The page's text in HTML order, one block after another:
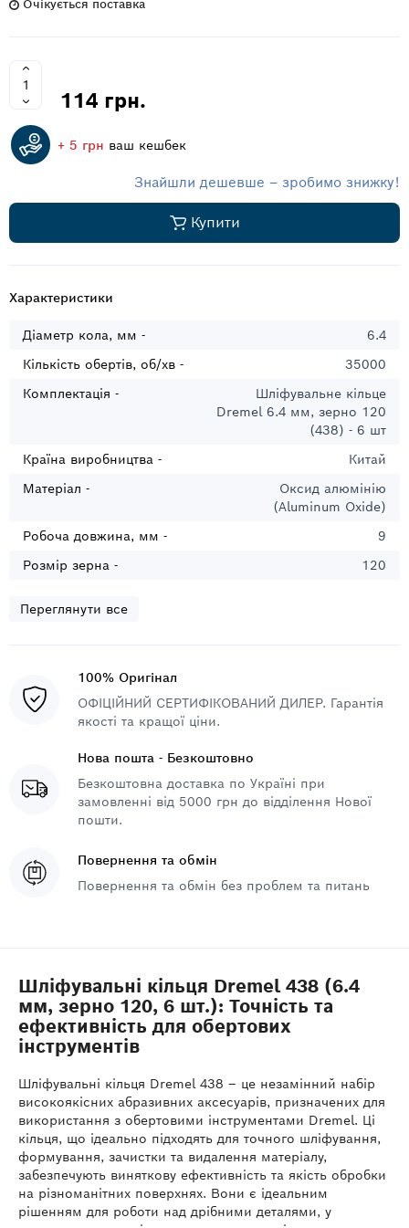
Очікується поставка
114 грн.
+ 5 грн ваш кешбек
Знайшли дешевше – зробимо знижку!
Купити
Характеристики
Діаметр кола, мм -
6.4
Кількість обертів, об/хв -
35000
Комплектація -
Шліфувальне кільце
Dremel 6.4 мм, зерно 120
(438) - 6 шт
Країна виробництва -
Китай
Матеріал -
Оксид алюмінію
(Aluminum Oxide)
Робоча довжина, мм -
9
Розмір зерна -
120
Переглянути все
100% Оригінал
ОФІЦІЙНИЙ СЕРТИФІКОВАНИЙ ДИЛЕР. Гарантія
якості та кращої ціни.
Нова пошта - Безкоштовно
Безкоштовна доставка по Україні при
замовленні від 5000 грн до відділення Нової
пошти.
Повернення та обмін
Повернення та обмін без проблем та питань
Шліфувальні кільця Dremel 438 (6.4
мм, зерно 120, 6 шт.): Точність та
ефективність для обертових
інструментів
Шліфувальні кільця Dremel 438 – це незамінний набір
високоякісних абразивних аксесуарів, призначених для
використання з обертовими інструментами Dremel. Ці
кільця, що ідеально підходять для точного шліфування,
формування, зачистки та видалення матеріалу,
забезпечують виняткову ефективність та якість обробки
на різноманітних поверхнях. Вони є ідеальним
рішенням для роботи над дрібними деталями, у